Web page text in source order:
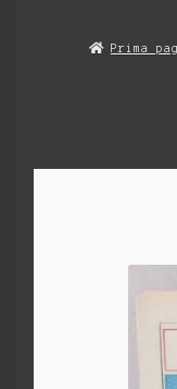
Prima